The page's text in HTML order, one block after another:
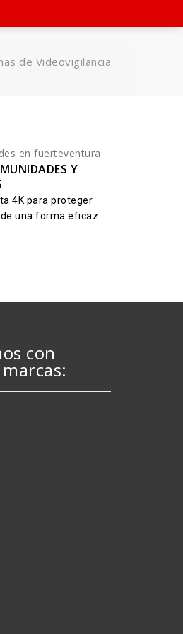
de Videovigilancia
Y
4K para proteger
una forma eficaz.
con